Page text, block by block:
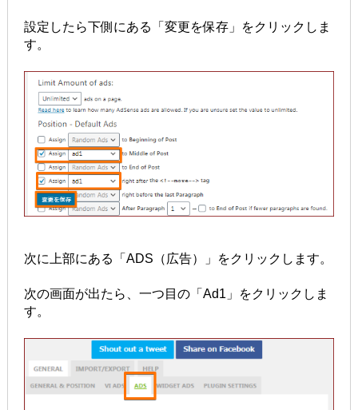
設定したら下側にある「変更を保存」をクリックしま
す。
次に上部にある「ADS（広告）」をクリックします。
次の画面が出たら、一つ目の「Ad1」をクリックしま
す。